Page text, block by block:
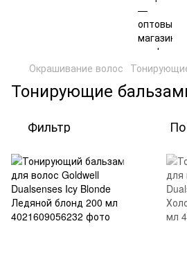
Окрашивание волос
Тонирующие
Фильтр